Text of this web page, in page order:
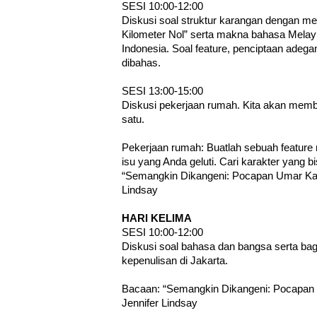
SESI 10:00-12:00
Diskusi soal struktur karangan dengan
Kilometer Nol” serta makna bahasa
Indonesia. Soal feature, penciptaan
dibahas.
SESI 13:00-15:00
Diskusi pekerjaan rumah. Kita akan
satu.
Pekerjaan rumah: Buatlah sebuah
isu yang Anda geluti. Cari karakter yang
“Semangkin Dikangeni: Pocapan Umar
Lindsay
HARI KELIMA
SESI 10:00-12:00
Diskusi soal bahasa dan bangsa serta
kepenulisan di Jakarta.
Bacaan: “Semangkin Dikangeni:
Jennifer Lindsay